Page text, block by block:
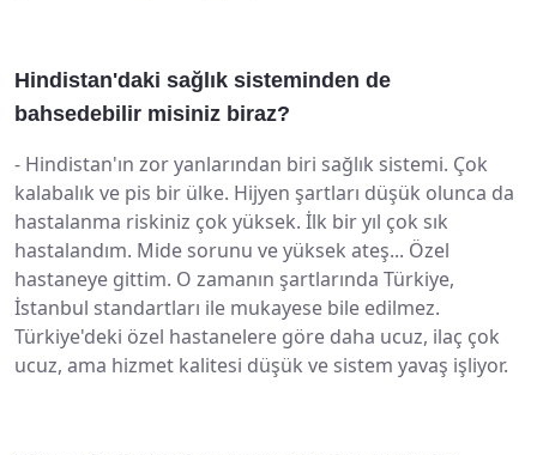
Hindistan'daki sağlık sisteminden de
bahsedebilir misiniz biraz?
- Hindistan'ın zor yanlarından biri sağlık sistemi. Çok
kalabalık ve pis bir ülke. Hijyen şartları düşük olunca da
hastalanma riskiniz çok yüksek. İlk bir yıl çok sık
hastalandım. Mide sorunu ve yüksek ateş... Özel
hastaneye gittim. O zamanın şartlarında Türkiye,
İstanbul standartları ile mukayese bile edilmez.
Türkiye'deki özel hastanelere göre daha ucuz, ilaç çok
ucuz, ama hizmet kalitesi düşük ve sistem yavaş işliyor.